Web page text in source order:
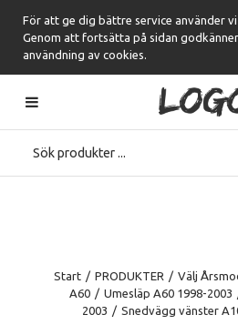
För att ge dig bättre service använder vi
Genom att fortsätta på sidan
användning av cookies.
Start / PRODUKTER / Välj
A60 / Umesläp A60 1998-2003
2003 / Snedvägg vänster